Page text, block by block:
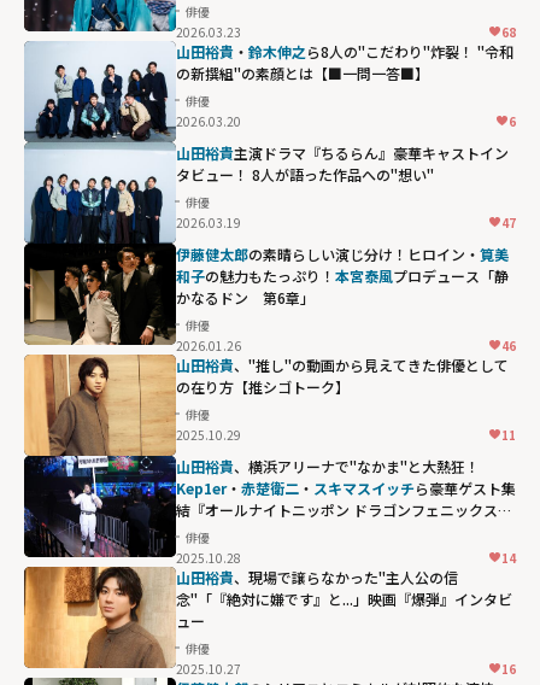
俳優
2026.03.23
68
山田裕貴 ・ 鈴木伸之ら8人の"こだわり"炸裂！ "令和
の新撰組"の素顔とは【■一問一答■】
俳優
2026.03.20
6
山田裕貴主演ドラマ『ちるらん』豪華キャストイン
タビュー！ 8人が語った作品への"想い"
俳優
2026.03.19
47
伊藤健太郎の素晴らしい演じ分け！ヒロイン・ 筧美
和子の魅力もたっぷり！ 本宮泰風プロデュース「静
かなるドン 第6章」
俳優
2026.01.26
46
山田裕貴、"推し"の動画から見えてきた俳優として
の在り方【推シゴトーク】
俳優
2025.10.29
11
Kep1er・赤楚衛
二 ・スキマスイ
ら豪華ゲス
ト集結『オール
山田裕貴、横浜アリーナで"なかま"と大熱狂！
Kep1er・ 赤楚衛二 ・ スキマスイッチら豪華ゲスト集
結『オールナイトニッポン ドラゴンフェニックス甲
子園』レポート
俳優
2025.10.28
14
山田裕貴、現場で譲らなかった"主人公の信
念"「『絶対に嫌です』と...」映画『爆弾』インタビ
ュー
俳優
2025.10.27
16